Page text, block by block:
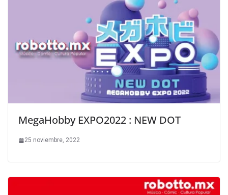
MegaHobby EXPO2022 : NEW DOT
25 noviembre, 2022